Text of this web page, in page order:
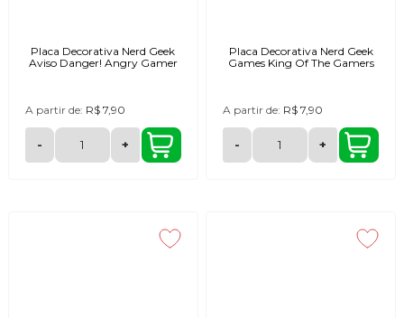
Placa Decorativa Nerd Geek
Aviso Danger! Angry Gamer
A partir de: R$ 7,90
- +
Placa Decorativa Nerd Geek
Games King Of The Gamers
A partir de: R$ 7,90
- +